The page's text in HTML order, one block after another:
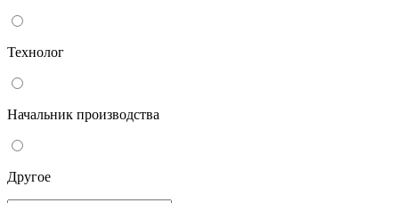
Технолог
Начальник производства
Другое